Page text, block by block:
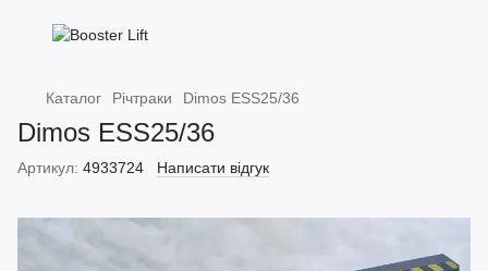
Каталог Річтраки Dimos ESS25/36
Dimos ESS25/36
Артикул: 4933724 Написати відгук